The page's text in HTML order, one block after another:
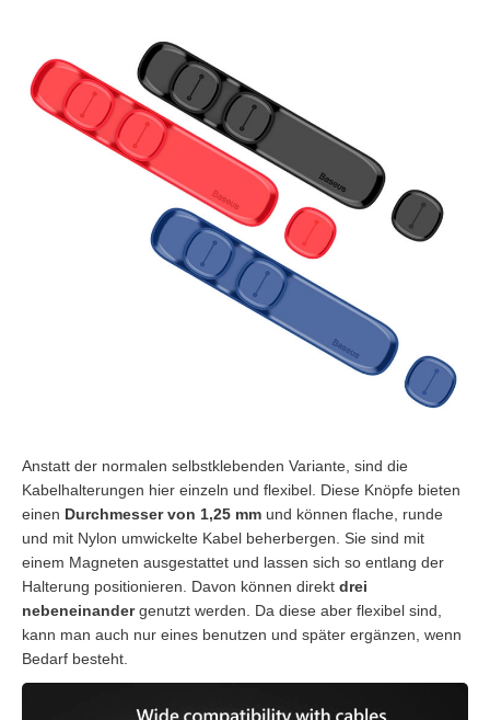
Anstatt der normalen selbstklebenden Variante, sind die
Kabelhalterungen hier einzeln und flexibel. Diese Knöpfe bieten
einen Durchmesser von 1,25 mm und können flache, runde
und mit Nylon umwickelte Kabel beherbergen. Sie sind mit
einem Magneten ausgestattet und lassen sich so entlang der
Halterung positionieren. Davon können direkt drei
nebeneinandergenutzt werden. Da diese aber flexibel sind,
kann man auch nur eines benutzen und später ergänzen, wenn
Bedarf besteht.